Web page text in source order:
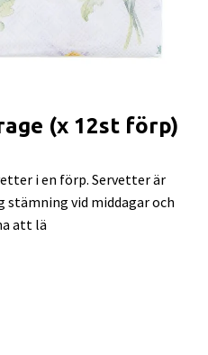
(x 12st förp)
i en förp. Servetter är
vid middagar och
att lä